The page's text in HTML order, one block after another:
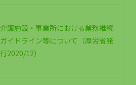
介護施設・事業所における業務継続
ガイドライン等について（厚労省発
行2020/12）